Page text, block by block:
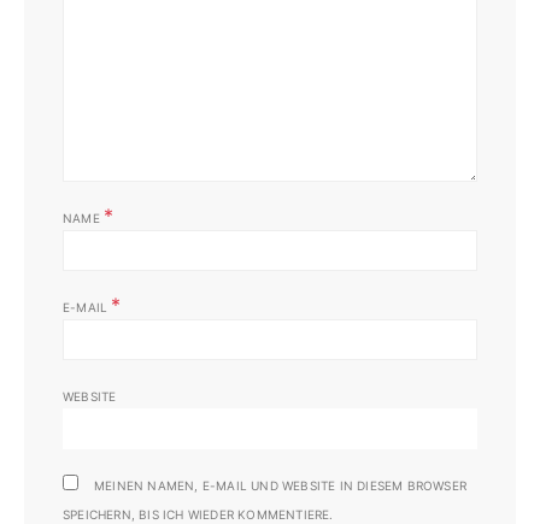
NAME *
E-MAIL *
WEBSITE
MEINEN NAMEN, E-MAIL UND WEBSITE IN DIESEM BROWSER
SPEICHERN, BIS ICH WIEDER KOMMENTIERE.